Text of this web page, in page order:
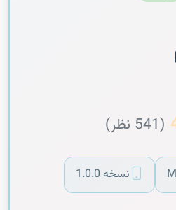
(541 نظر)
نسخه 1.0.0